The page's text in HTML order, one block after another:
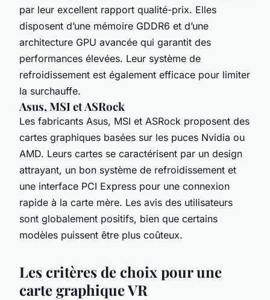
par leur excellent rapport qualité-prix. Elles
disposent d’une mémoire GDDR6 et d’une
architecture GPU avancée qui garantit des
performances élevées. Leur système de
refroidissement est également efficace pour limiter
la surchauffe.
Asus, MSI et ASRock
Les fabricants Asus, MSI et ASRock proposent des
cartes graphiques basées sur les puces Nvidia ou
AMD. Leurs cartes se caractérisent par un design
attrayant, un bon système de refroidissement et
une interface PCI Express pour une connexion
rapide à la carte mère. Les avis des utilisateurs
sont globalement positifs, bien que certains
modèles puissent être plus coûteux.
Les critères de choix pour une
carte graphique VR